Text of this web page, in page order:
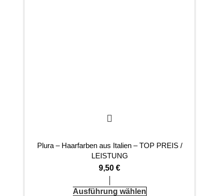
Plura – Haarfarben aus Italien – TOP PREIS /
LEISTUNG
9,50 €
Ausführung wählen